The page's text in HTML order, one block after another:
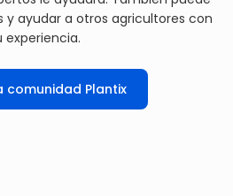
y ayudar a otros agricultores con
experiencia.
comunidad Plantix